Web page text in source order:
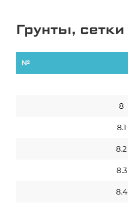
Грунты, сетки
№
8
8.1
8.2
8.3
8.4